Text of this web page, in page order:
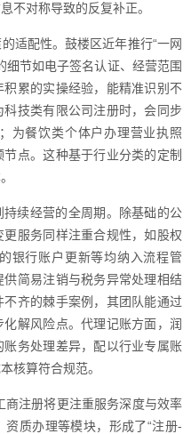
不对称导致的反复补正。
适配性。鼓楼区近年推行“一网
细节如电子签名认证、经营范围
累的实操经验，能精准识别不
技类有限公司注册时，会同步
为餐饮类个体户办理营业执照
点。这种基于行业分类的定制
续经营的全周期。除基础的公
服务同样注重合规性，如股权
银行账户更新等均纳入流程管
简易注销与税务异常处理相结
齐的棘手案例，其团队能通过
解风险点。代理记账方面，润
务处理差异，配以行业专属账
核算符合规范。
注册将更注重服务深度与效率
质办理等模块，形成了“注册-